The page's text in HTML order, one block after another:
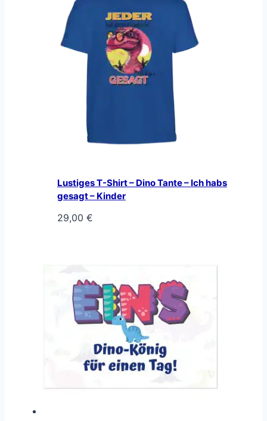
Lustiges T-Shirt – Dino Tante – Ich habs
gesagt – Kinder
29,00 €